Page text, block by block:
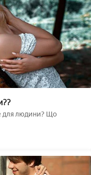
для людини? Що